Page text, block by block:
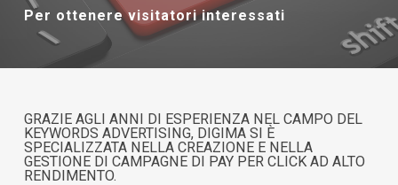
Per ottenere visitatori interessati
GRAZIE AGLI ANNI DI ESPERIENZA NEL CAMPO DEL
KEYWORDS ADVERTISING, DIGIMA SI È
SPECIALIZZATA NELLA CREAZIONE E NELLA
GESTIONE DI CAMPAGNE DI PAY PER CLICK AD ALTO
RENDIMENTO.